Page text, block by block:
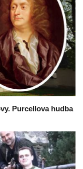
Purcellova hudba